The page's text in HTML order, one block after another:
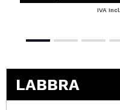
IVA Incl.
LABBRA